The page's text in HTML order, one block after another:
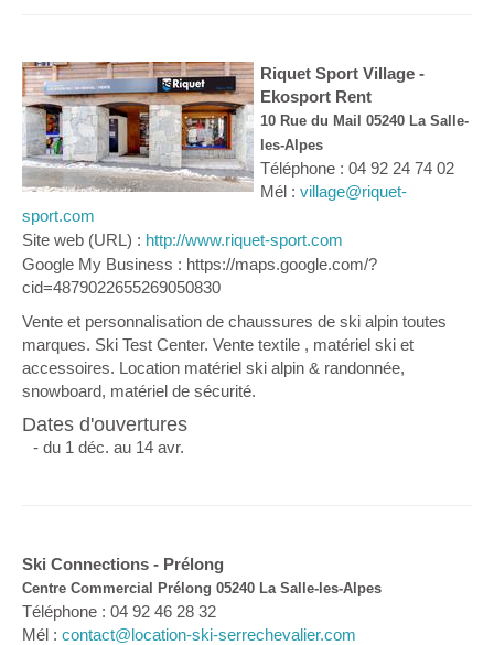
Riquet Sport Village -
Ekosport Rent
10 Rue du Mail 05240 La Salle-
les-Alpes
Téléphone : 04 92 24 74 02
Mél : village@riquet-
sport.com
Site web (URL) : http://www.riquet-sport.com
Google My Business : https://maps.google.com/?
cid=4879022655269050830
Vente et personnalisation de chaussures de ski alpin toutes
marques. Ski Test Center. Vente textile , matériel ski et
accessoires. Location matériel ski alpin & randonnée,
snowboard, matériel de sécurité.
Dates d'ouvertures
- du 1 déc. au 14 avr.
Ski Connections - Prélong
Centre Commercial Prélong 05240 La Salle-les-Alpes
Téléphone : 04 92 46 28 32
Mél : contact@location-ski-serrechevalier.com